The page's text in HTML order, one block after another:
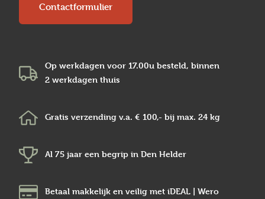
Contactformulier
Op werkdagen voor 17.00u besteld, binnen
2 werkdagen thuis
Gratis verzending v.a. € 100,- bij max. 24 kg
Al 75 jaar een begrip in Den Helder
Betaal makkelijk en veilig met iDEAL | Wero